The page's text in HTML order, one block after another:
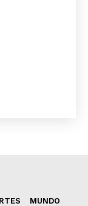
MUNDO